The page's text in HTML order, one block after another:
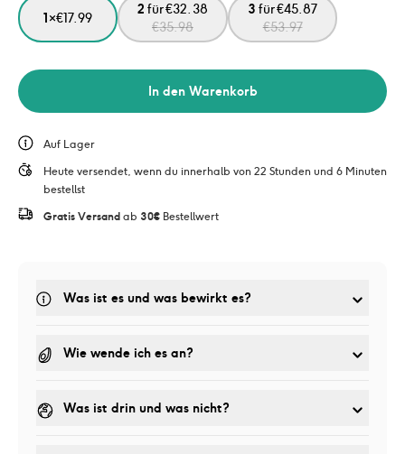
1×€17.99
2 für€32.38
€35.98
3 für€45.87
€53.97
In den Warenkorb
Auf Lager
Heute versendet, wenn du innerhalb von 22 Stunden und 6 Minuten
bestellst
Gratis Versand ab 30€ Bestellwert
Wie wende ich es an?
Was ist drin und was nicht?